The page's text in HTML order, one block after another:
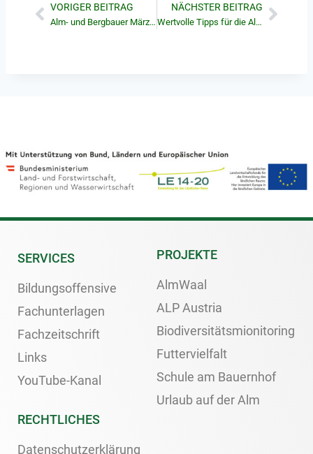
VORIGER BEITRAG
Alm- und Bergbauer März 2025
NÄCHSTER BEITRAG
Wertvolle Tipps für die Almstellen- und Almpersonalsuche
SERVICES
Bildungsoffensive
Fachunterlagen
Fachzeitschrift
Links
YouTube-Kanal
PROJEKTE
AlmWaal
ALP Austria
Biodiversitätsmionitoring
Futtervielfalt
Schule am Bauernhof
Urlaub auf der Alm
RECHTLICHES
Datenschutzerklärung